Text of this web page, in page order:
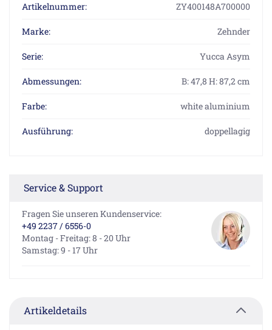
Artikelnummer: ZY400148A700000
Marke: Zehnder
Serie: Yucca Asym
Abmessungen: B: 47,8 H: 87,2 cm
Farbe: white aluminium
Ausführung: doppellagig
Service & Support
Fragen Sie unseren Kundenservice:
+49 2237 / 6556-0
Montag - Freitag: 8 - 20 Uhr
Samstag: 9 - 17 Uhr
Artikeldetails